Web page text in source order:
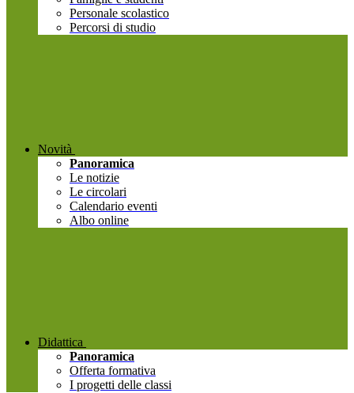
Personale scolastico
Percorsi di studio
Novità
Panoramica
Le notizie
Le circolari
Calendario eventi
Albo online
Didattica
Panoramica
Offerta formativa
I progetti delle classi